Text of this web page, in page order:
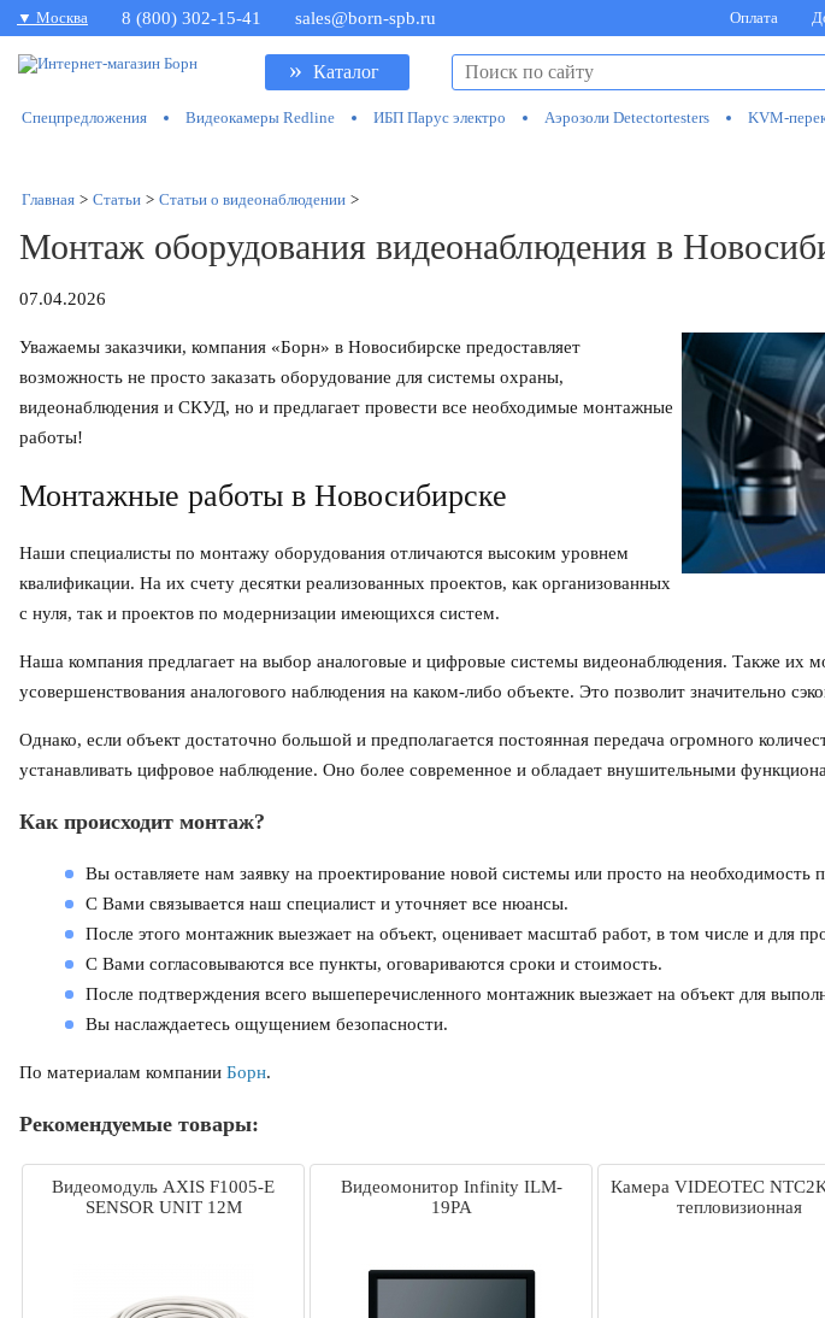
▼ Москва 8 (800) 302-15-41 sales@born-spb.ru Оплата
» Каталог
Спецпредложения Видеокамеры Redline ИБП Парус электро Аэрозоли Detectortesters KVM-
Главная > Статьи > Статьи о видеонаблюдении >
Монтаж оборудования видеонаблюдения в
07.04.2026
Уважаемы заказчики, компания «Борн» в Новосибирске предоставляет
возможность не просто заказать оборудование для системы охраны,
видеонаблюдения и СКУД, но и предлагает провести все необходимые монтажные
работы!
Монтажные работы в Новосибирске
Наши специалисты по монтажу оборудования отличаются высоким уровнем
квалификации. На их счету десятки реализованных проектов, как организованных
с нуля, так и проектов по модернизации имеющихся систем.
Наша компания предлагает на выбор аналоговые и цифровые системы видеонаблюдения. Также их
усовершенствования аналогового наблюдения на каком-либо объекте. Это позволит значительно
Однако, если объект достаточно большой и предполагается постоянная передача огромного
устанавливать цифровое наблюдение. Оно более современное и обладает внушительными
Как происходит монтаж?
Вы оставляете нам заявку на проектирование новой системы или просто на необходимость
С Вами связывается наш специалист и уточняет все нюансы.
После этого монтажник выезжает на объект, оценивает масштаб работ, в том числе и для
С Вами согласовываются все пункты, оговариваются сроки и стоимость.
После подтверждения всего вышеперечисленного монтажник выезжает на объект для
Вы наслаждаетесь ощущением безопасности.
По материалам компании Борн.
Рекомендуемые товары:
Видеомодуль AXIS F1005-E
SENSOR UNIT 12M
Видеомонитор Infinity ILM-
19PA
Камера VIDEOTEC
тепловизионная